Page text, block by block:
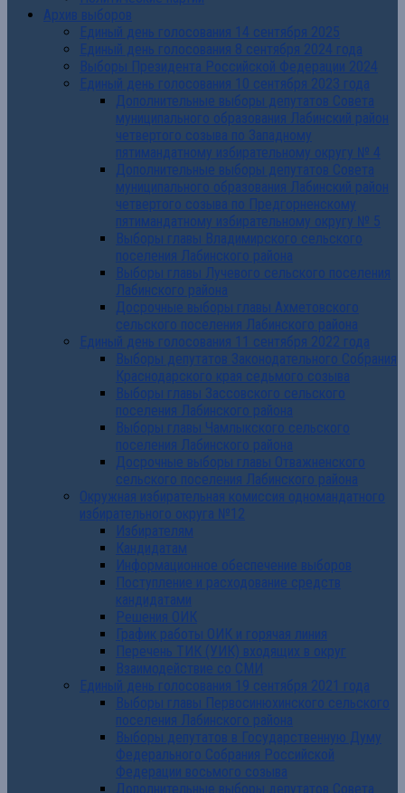
Архив выборов
Единый день голосования 14 сентября 2025
Единый день голосования 8 сентября 2024 года
Выборы Президента Российской Федерации 2024
Единый день голосования 10 сентября 2023 года
Дополнительные выборы депутатов Совета
муниципального образования Лабинский район
четвертого созыва по Западному
пятимандатному избирательному округу № 4
Дополнительные выборы депутатов Совета
муниципального образования Лабинский район
четвертого созыва по Предгорненскому
пятимандатному избирательному округу № 5
Выборы главы Владимирского сельского
поселения Лабинского района
Выборы главы Лучевого сельского поселения
Лабинского района
Досрочные выборы главы Ахметовского
сельского поселения Лабинского района
Единый день голосования 11 сентября 2022 года
Выборы депутатов Законодательного Собрания
Краснодарского края седьмого созыва
Выборы главы Зассовского сельского
поселения Лабинского района
Выборы главы Чамлыкского сельского
поселения Лабинского района
Досрочные выборы главы Отважненского
сельского поселения Лабинского района
Окружная избирательная комиссия одномандатного
избирательного округа №12
Избирателям
Кандидатам
Информационное обеспечение выборов
Поступление и расходование средств
кандидатами
Решения ОИК
График работы ОИК и горячая линия
Перечень ТИК (УИК) входящих в округ
Взаимодействие со СМИ
Единый день голосования 19 сентября 2021 года
Выборы главы Первосинюхинского сельского
поселения Лабинского района
Выборы депутатов в Государственную Думу
Федерального Собрания Российской
Федерации восьмого созыва
Дополнительные выборы депутатов Совета